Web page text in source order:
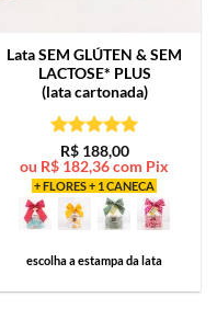
LataSEM GLÚTEN & SEM
LACTOSE* PLUS
(lata cartonada)
Avaliação5
de 5
R$188,00
ou R$ 182,36com Pix
+ FLORES + 1 CANECA
escolha a estampa da lata